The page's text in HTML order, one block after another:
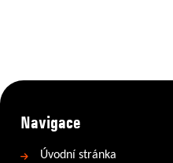
Navigace
Úvodní stránka